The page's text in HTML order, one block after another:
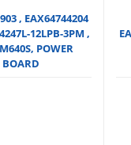
, EAX64744204
12LPB-3PM ,
POWER
BOARD